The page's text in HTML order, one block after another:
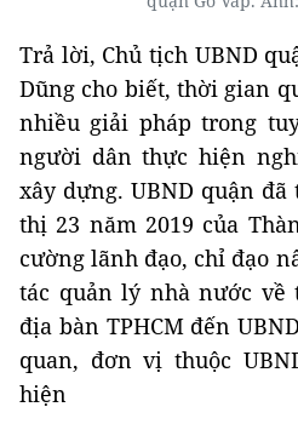
Trả lời, Chủ tịch UBND
Dũng cho biết, thời gian
nhiều giải pháp trong
người dân thực hiện
xây dựng. UBND quận
thị 23 năm 2019 của
cường lãnh đạo, chỉ đạo
tác quản lý nhà nước
địa bàn TPHCM đến
quan, đơn vị thuộc
hiện